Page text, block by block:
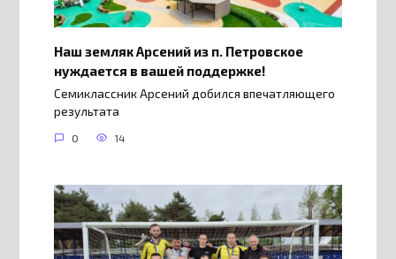
Наш земляк Арсений из п. Петровское
нуждается в вашей поддержке!
Семиклассник Арсений добился впечатляющего
результата
0 14